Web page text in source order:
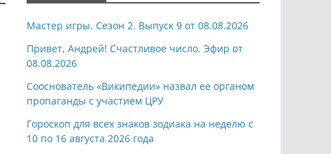
Мастер игры. Сезон 2. Выпуск 9 от 08.08.2026
Привет, Андрей! Счастливое число. Эфир от
08.08.2026
Сооснователь «Википедии» назвал ее органом
пропаганды с участием ЦРУ
Гороскоп для всех знаков зодиака на неделю с
10 по 16 августа 2026 года